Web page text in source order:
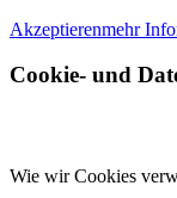
Akzeptierenmehr
Cookie- und
Wie wir Cookies